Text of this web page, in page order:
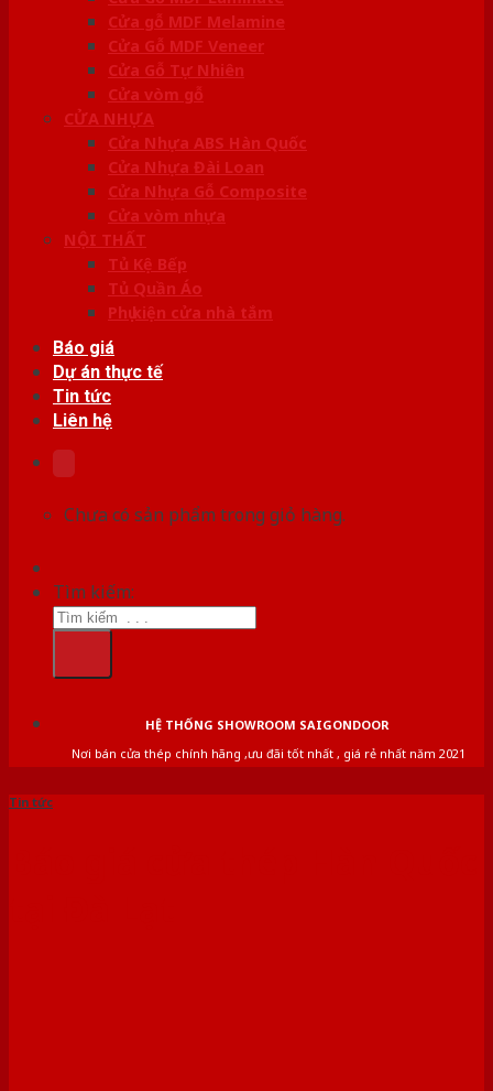
Cửa gỗ MDF Melamine
Cửa Gỗ MDF Veneer
Cửa Gỗ Tự Nhiên
Cửa vòm gỗ
CỬA NHỰA
Cửa Nhựa ABS Hàn Quốc
Cửa Nhựa Đài Loan
Cửa Nhựa Gỗ Composite
Cửa vòm nhựa
NỘI THẤT
Tủ Kệ Bếp
Tủ Quần Áo
Phụ kiện cửa nhà tắm
Báo giá
Dự án thực tế
Tin tức
Liên hệ
Chưa có sản phẩm trong giỏ hàng.
Tìm kiếm:
HỆ THỐNG SHOWROOM SAIGONDOOR
Nơi bán cửa thép chính hãng ,ưu đãi tốt nhất , giá rẻ nhất năm 2021
Tin tức